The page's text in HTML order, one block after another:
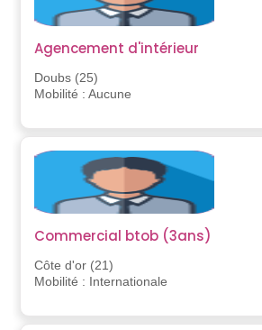
Agencement d'intérieur
Doubs (25)
Mobilité : Aucune
Commercial btob (3ans)
Côte d'or (21)
Mobilité : Internationale